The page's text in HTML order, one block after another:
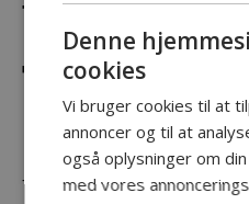
THE VESSEL
THE
THE VESSEL er nyskabende
Denne
cookies
Vi bruger cookies til at
annoncer og til at
også oplysninger om
med vores